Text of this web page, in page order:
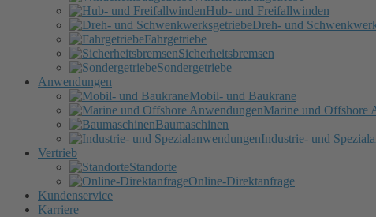
Hub- und Freifallwinden
Dreh- und
Fahrgetriebe
Sicherheitsbremsen
Sondergetriebe
Anwendungen
Mobil- und Baukrane
Marine und Offshore
Baumaschinen
Industrie- und
Vertrieb
Standorte
Online-Direktanfrage
Kundenservice
Karriere